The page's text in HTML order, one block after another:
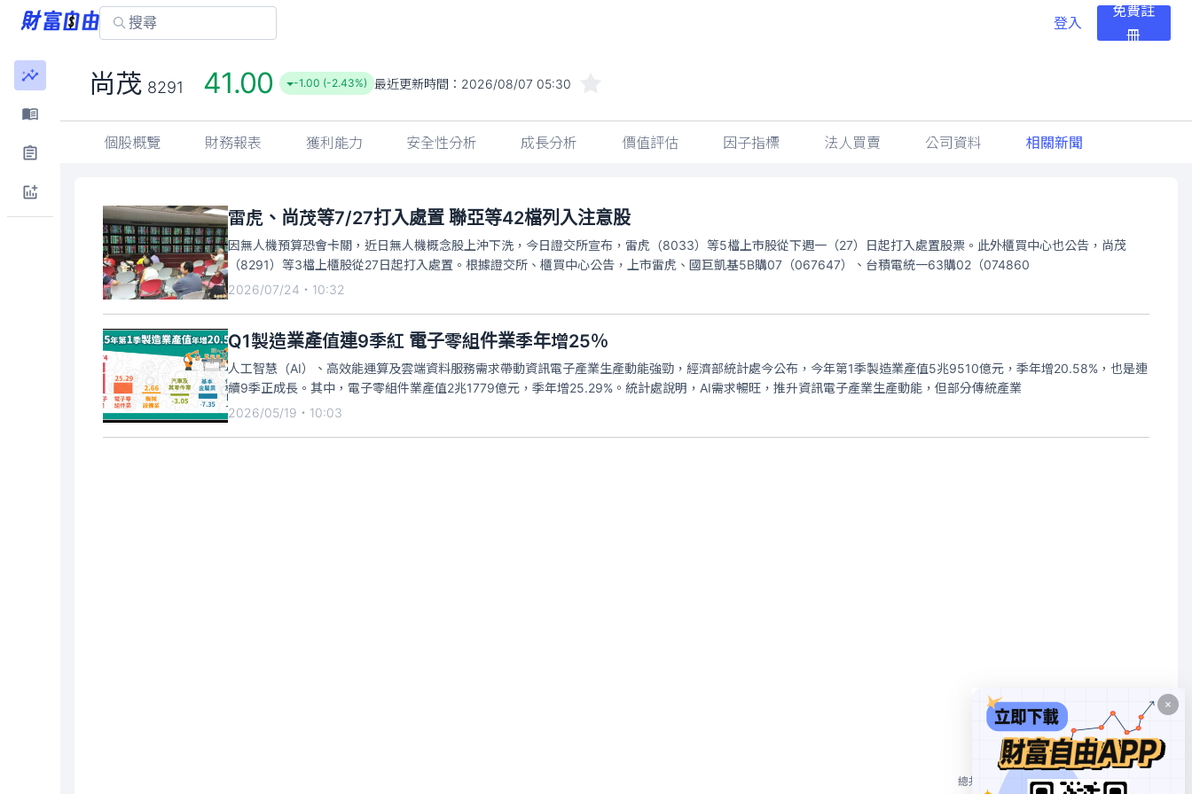
登入
免費註
冊
尚茂 8291 41.00 -1.00 (-2.43%) 最近更新時間： 2026/08/07 05:30
個股概覽 財務報表 獲利能力 安全性分析 成長分析 價值評估 因子指標 法人買賣 公司資料 相關新聞
雷虎、尚茂等7/27打入處置 聯亞等42檔列入注意股
因無人機預算恐會卡關，近日無人機概念股上沖下洗，今日證交所宣布，雷虎（8033）等5檔上市股從下週一（27）日起打入處置股票。此外櫃買中心也公告，尚茂
（8291）等3檔上櫃股從27日起打入處置。根據證交所、櫃買中心公告，上市雷虎、國巨凱基5B購07（067647）、台積電統一63購02（074860
2026/07/24・10:32
Q1製造業產值連9季紅 電子零組件業季年增25％
人工智慧（AI）、高效能運算及雲端資料服務需求帶動資訊電子產業生產動能強勁，經濟部統計處今公布，今年第1季製造業產值5兆9510億元，季年增20.58%，也是連
續9季正成長。其中，電子零組件業產值2兆1779億元，季年增25.29%。統計處說明，AI需求暢旺，推升資訊電子產業生產動能，但部分傳統產業
2026/05/19・10:03
總共 2 個 10/頁 1